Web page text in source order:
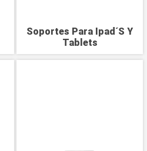
Soportes Para Ipad´S Y
Tablets